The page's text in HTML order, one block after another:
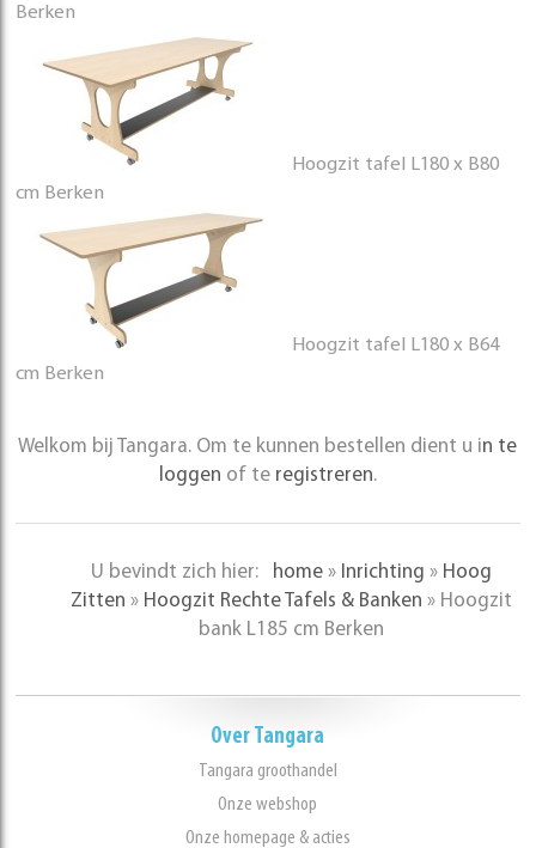
Berken
Hoogzit tafel L180 x B80
cm Berken
Hoogzit tafel L180 x B64
cm Berken
Welkom bij Tangara. Om te kunnen bestellen dient u in te
loggen of te registreren.
U bevindt zich hier: home » Inrichting » Hoog
Zitten » Hoogzit Rechte Tafels & Banken » Hoogzit
bank L185 cm Berken
Over Tangara
Tangara groothandel
Onze webshop
Onze homepage & acties